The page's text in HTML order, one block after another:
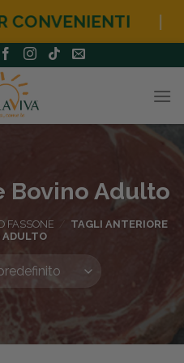
|NOVITÀ
Bovino Adulto
FASSONE
TAGLI ANTERIORE
ADULTO